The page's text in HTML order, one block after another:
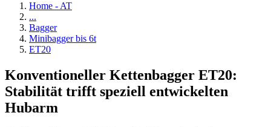
Home - AT
...
Bagger
Minibagger bis 6t
ET20
Konventioneller Kettenbagger ET20:
Stabilität trifft speziell entwickelten
Hubarm